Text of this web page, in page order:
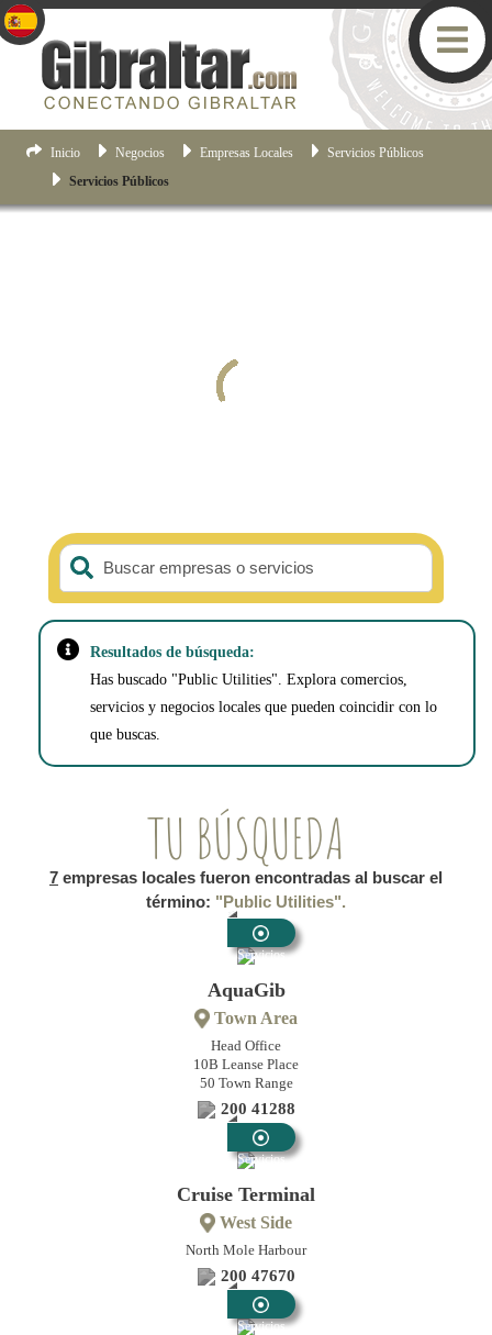
Inicio Negocios Empresas Locales
Servicios Públicos
Servicios Públicos
Buscar empresas o servicios
Resultados de búsqueda:
Has buscado "Public Utilities". Explora comercios,
servicios y negocios locales que pueden coincidir con lo
que buscas.
TU BÚSQUEDA
7 empresas locales fueron encontradas al buscar el
término: "Public Utilities".
Servicios
AquaGib
Town Area
Head Office
10B Leanse Place
50 Town Range
200 41288
Servicios
Cruise Terminal
West Side
North Mole Harbour
200 47670
Servicios